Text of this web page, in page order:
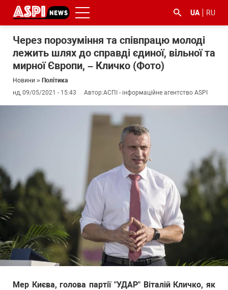
UA RU
Через порозуміння та співпрацю молоді
лежить шлях до справді єдиної, вільної та
мирної Європи, – Кличко (Фото)
Новини » Політика
нд, 09/05/2021 - 15:43
Автор:АСПІ - інформаційне агентство ASPI
Мер Києва, голова партії "УДАР" Віталій Кличко, як
#ДФС #Київ